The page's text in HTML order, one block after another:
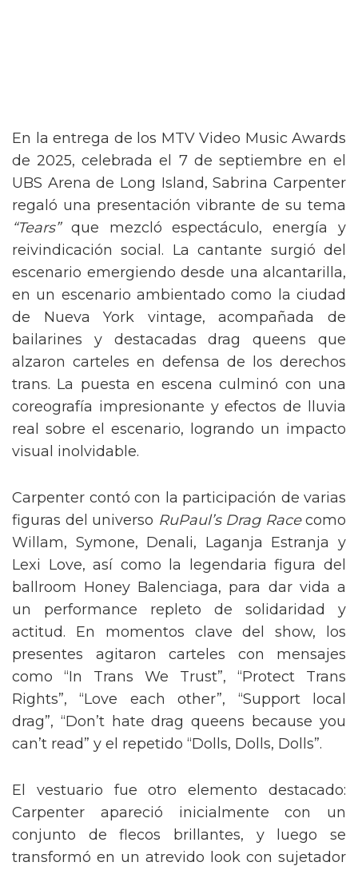
En la entrega de los MTV Video Music Awards
de 2025, celebrada el 7 de septiembre en el
UBS Arena de Long Island, Sabrina Carpenter
regaló una presentación vibrante de su tema
“Tears”que mezcló espectáculo, energía y
reivindicación social. La cantante surgió del
escenario emergiendo desde una alcantarilla,
en un escenario ambientado como la ciudad
de Nueva York vintage, acompañada de
bailarines y destacadas drag queens que
alzaron carteles en defensa de los derechos
trans. La puesta en escena culminó con una
coreografía impresionante y efectos de lluvia
real sobre el escenario, logrando un impacto
visual inolvidable.
Carpenter contó con la participación de varias
figuras del universo RuPaul’s Drag Racecomo
Willam, Symone, Denali, Laganja Estranja y
Lexi Love, así como la legendaria figura del
ballroom Honey Balenciaga, para dar vida a
un performance repleto de solidaridad y
actitud. En momentos clave del show, los
presentes agitaron carteles con mensajes
como “In Trans We Trust”, “Protect Trans
Rights”, “Love each other”, “Support local
drag”, “Don’t hate drag queens because you
can’t read” y el repetido “Dolls, Dolls, Dolls”.
El vestuario fue otro elemento destacado:
Carpenter apareció inicialmente con un
conjunto de flecos brillantes, y luego se
transformó en un atrevido look con sujetador